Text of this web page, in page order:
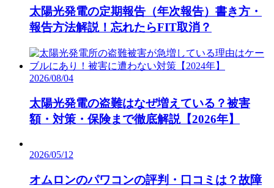
自社で太陽光関連事業を多角的に展開しているからこそ、シミュレ
ーション上の収益性だけでなく、投資判断に不可欠なリスクや前提
実数値に基づいた「持続可能な資産運用と確実な出口戦略」をお届
けすることを約束します。
太陽光発電の定期報告（年次報告）書き方・
報告方法解説！忘れたらFIT取消？
2026/08/04
太陽光発電の盗難はなぜ増えている？被害
額・対策・保険まで徹底解説【2026年】
2026/05/12
オムロンのパワコンの評判・口コミは？故障